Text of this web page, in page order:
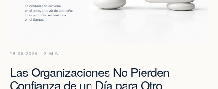
18.06.2026 · 2 MIN
Las Organizaciones No Pierden
Confianza de un Día para Otro